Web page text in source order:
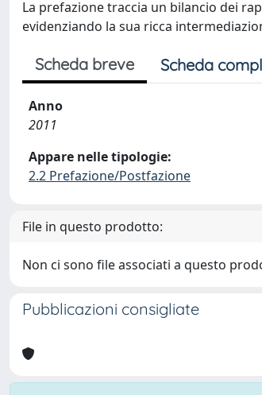
La prefazione traccia un bilancio dei
evidenziando la sua ricca
Scheda breve Scheda
Anno
2011
Appare nelle tipologie:
2.2 Prefazione/Postfazione
File in questo prodotto:
Non ci sono file associati a questo
Pubblicazioni consigliate